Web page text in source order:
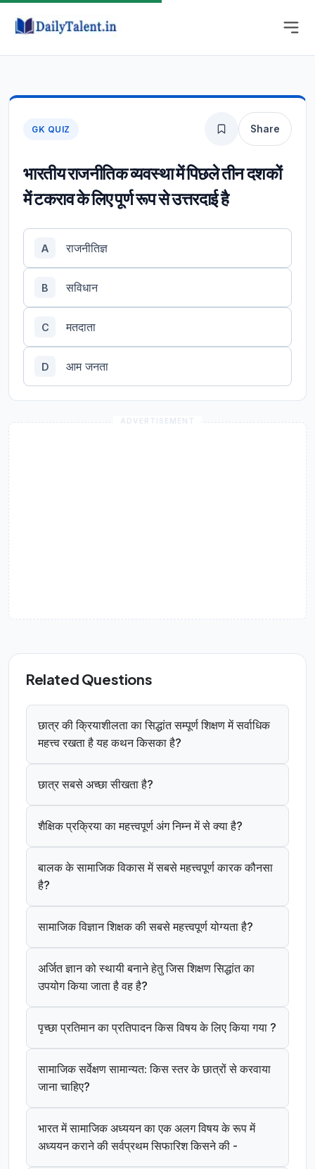
GK QUIZ Share
भारतीय राजनीतिक व्यवस्था में पिछले तीन दशकों
में टकराव के लिए पूर्ण रूप से उत्तरदाई है
A राजनीतिज्ञ
B सविधान
C मतदाता
D आम जनता
Related Questions
छात्र की क्रियाशीलता का सिद्धांत सम्पूर्ण शिक्षण में सर्वाधिक
महत्त्व रखता है यह कथन किसका है?
छात्र सबसे अच्छा सीखता है?
शैक्षिक प्रक्रिया का महत्त्वपूर्ण अंग निम्न में से क्या है?
बालक के सामाजिक विकास में सबसे महत्त्वपूर्ण कारक कौनसा
है?
सामाजिक विज्ञान शिक्षक की सबसे महत्त्वपूर्ण योग्यता है?
अर्जित ज्ञान को स्थायी बनाने हेतु जिस शिक्षण सिद्धांत का
उपयोग किया जाता है वह है?
पृच्छा प्रतिमान का प्रतिपादन किस विषय के लिए किया गया ?
सामाजिक सर्वेक्षण सामान्यत: किस स्तर के छात्रों से करवाया
जाना चाहिए?
भारत में सामाजिक अध्ययन का एक अलग विषय के रूप में
अध्ययन कराने की सर्वप्रथम सिफारिश किसने की -